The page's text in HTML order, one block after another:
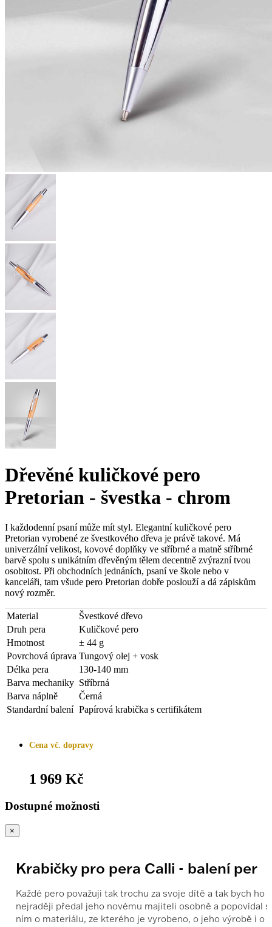
Dřevěné kuličkové pero
Pretorian - švestka - chrom
I každodenní psaní může mít styl. Elegantní kuličkové pero
Pretorian vyrobené ze švestkového dřeva je právě takové. Má
univerzální velikost, kovové doplňky ve stříbrné a matně stříbrné
barvě spolu s unikátním dřevěným tělem decentně zvýrazní tvou
osobitost. Při obchodních jednáních, psaní ve škole nebo v
kanceláři, tam všude pero Pretorian dobře poslouží a dá zápiskům
nový rozměr.
Material
Švestkové dřevo
Druh pera
Kuličkové pero
Hmotnost
± 44 g
Povrchová úprava Tungový olej + vosk
Délka pera
130-140 mm
Barva mechaniky Stříbrná
Barva náplně
Černá
Standardní balení Papírová krabička s certifikátem
Cena vč. dopravy
1 969 Kč
Dostupné možnosti
×